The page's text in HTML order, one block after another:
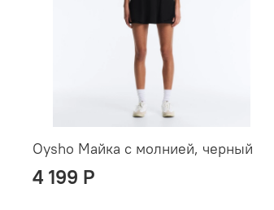
Oysho Майка с молнией, черный
4 199 P